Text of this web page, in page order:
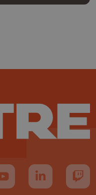
sur TikTok
Suivez-nous sur YouTube
Suivez-nous